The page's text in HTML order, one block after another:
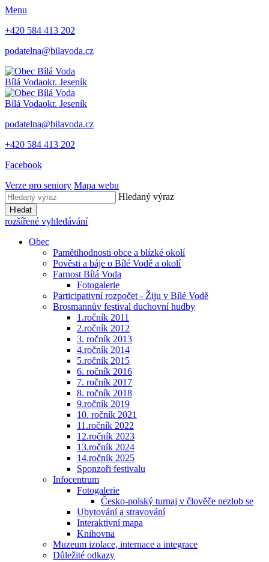
Menu
+420 584 413 202
podatelna@bilavoda.cz
Bílá Vodaokr. Jeseník
Bílá Vodaokr. Jeseník
podatelna@bilavoda.cz
+420 584 413 202
Facebook
Verze pro seniory Mapa webu
Hledaný výraz
Hledat
rozšířené vyhledávání
Obec
Pamětihodnosti obce a blízké okolí
Pověsti a báje o Bílé Vodě a okolí
Farnost Bílá Voda
Fotogalerie
Participativní rozpočet - Žiju v Bílé Vodě
Brosmannův festival duchovní hudby
1.ročník 2011
2.ročník 2012
3. ročník 2013
4.ročník 2014
5.ročník 2015
6. ročník 2016
7. ročník 2017
8. ročník 2018
9.ročník 2019
10. ročník 2021
11.ročník 2022
12.ročník 2023
13.ročník 2024
14.ročník 2025
Sponzoři festivalu
Infocentrum
Fotogalerie
Česko-polský turnaj v člověče nezlob se
Ubytování a stravování
Interaktivní mapa
Knihovna
Muzeum izolace, internace a integrace
Důležité odkazy